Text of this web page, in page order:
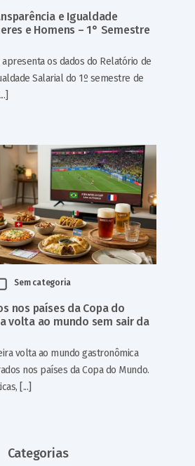
e Igualdade
e Homens – 1° Semestre
os dados do Relatório de
Salarial do 1º semestre de
Sem categoria
nos países da Copa do
volta ao mundo sem sair da
volta ao mundo gastronômica
nos países da Copa do Mundo.
[...]
Categorias